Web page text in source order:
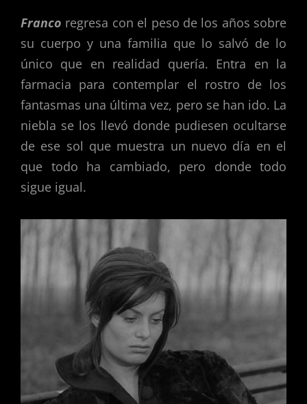
Franco regresa con el peso de los años sobre
su cuerpo y una familia que lo salvó de lo
único que en realidad quería. Entra en la
farmacia para contemplar el rostro de los
fantasmas una última vez, pero se han ido. La
niebla se los llevó donde pudiesen ocultarse
de ese sol que muestra un nuevo día en el
que todo ha cambiado, pero donde todo
sigue igual.